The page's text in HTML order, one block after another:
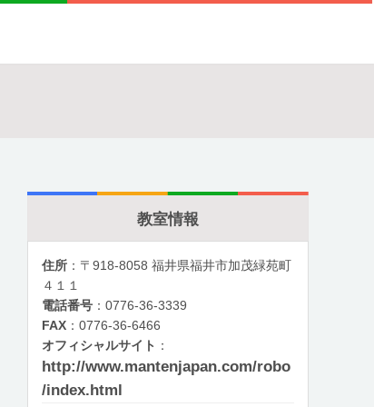
教室情報
住所 ：〒918-8058 福井県福井市加茂緑苑町
４１１
電話番号 ：0776-36-3339
FAX ：0776-36-6466
オフィシャルサイト ：
http://www.mantenjapan.com/robo
/index.html